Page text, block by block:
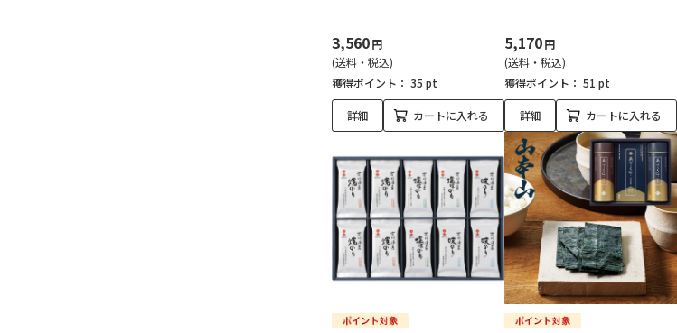
3,560円
(送料・税込)
獲得ポイント： 35 pt
詳細 カートに入れる
5,170円
(送料・税込)
獲得ポイント： 51 pt
詳細 カートに入れる